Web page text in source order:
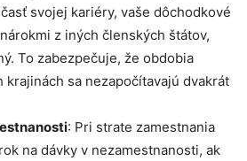
svojej kariéry, vaše dôchodkové
z iných členských štátov,
To zabezpečuje, že obdobia
krajinách sa nezapočítavajú dvakrát
: Pri strate zamestnania
na dávky v nezamestnanosti, ak